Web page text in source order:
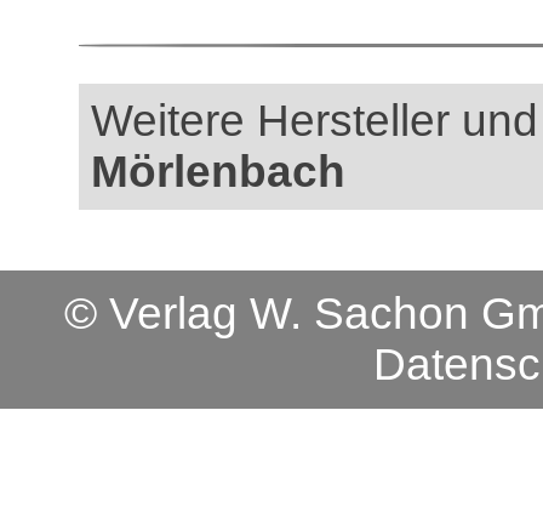
Weitere Hersteller
Mörlenbach
© Verlag W. Sachon